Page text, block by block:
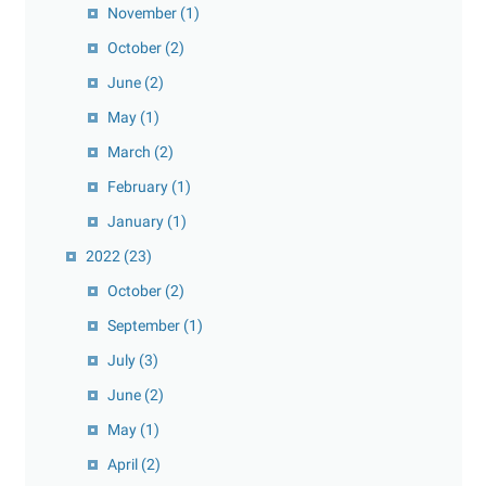
November (1)
October (2)
June (2)
May (1)
March (2)
February (1)
January (1)
2022 (23)
October (2)
September (1)
July (3)
June (2)
May (1)
April (2)